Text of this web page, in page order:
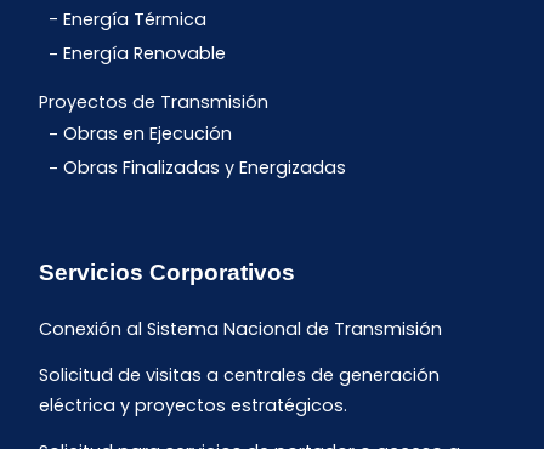
Energía Térmica
Energía Renovable
Proyectos de Transmisión
Obras en Ejecución
Obras Finalizadas y Energizadas
Servicios Corporativos
Conexión al Sistema Nacional de Transmisión
Solicitud de visitas a centrales de generación
eléctrica y proyectos estratégicos.